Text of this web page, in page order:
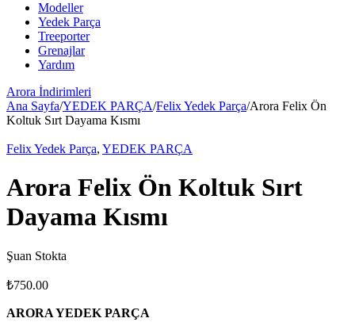
Modeller
Yedek Parça
Treeporter
Grenajlar
Yardım
Arora İndirimleri
Ana Sayfa/YEDEK PARÇA/Felix Yedek Parça/Arora Felix Ön
Koltuk Sırt Dayama Kısmı
Felix Yedek Parça, YEDEK PARÇA
Arora Felix Ön Koltuk Sırt
Dayama Kısmı
Şuan Stokta
₺750.00
ARORA YEDEK PARÇA